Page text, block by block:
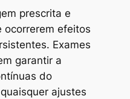
prescrita e
ocorrerem efeitos
Exames
garantir a
do
ajustes